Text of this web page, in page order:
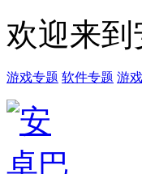
欢迎来
游戏专题 软件专题 游戏